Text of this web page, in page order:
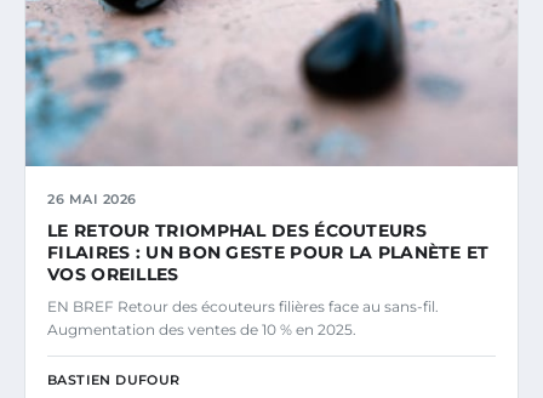
26 MAI 2026
LE RETOUR TRIOMPHAL DES ÉCOUTEURS
FILAIRES : UN BON GESTE POUR LA PLANÈTE ET
VOS OREILLES
EN BREF Retour des écouteurs filières face au sans-fil.
Augmentation des ventes de 10 % en 2025.
BASTIEN DUFOUR